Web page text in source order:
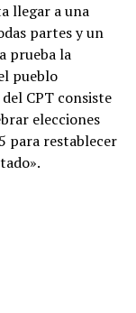
llegar a una
partes y un
prueba la
pueblo
CPT consiste
elecciones
para restablecer